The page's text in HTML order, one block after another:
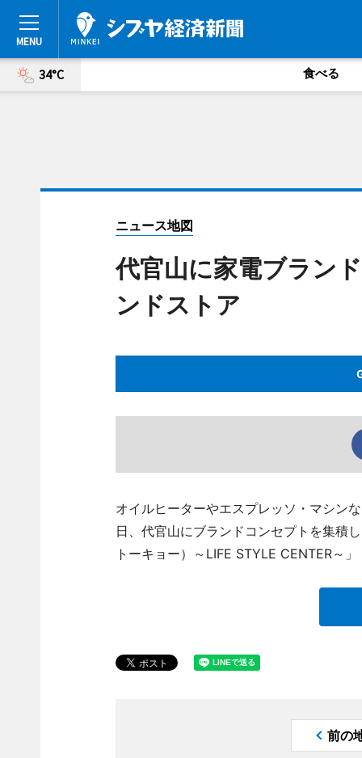
34°C 食べる
ニュース地図
代官山に家電ブラン
ンドストア
オイルヒーターやエスプレッソ・マシン
日、代官山にブランドコンセプトを集積
トーキョー）～LIFE STYLE CENTER～
前の